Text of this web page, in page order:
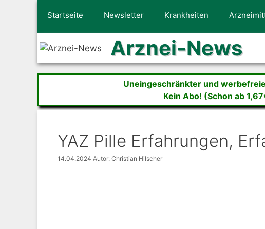
Startseite Newsletter Krankheiten
Arznei-News
Uneingeschränkter und
Kein Abo! (Schon ab
YAZ Pille Erfahrungen,
14.04.2024 Autor: Christian Hilscher